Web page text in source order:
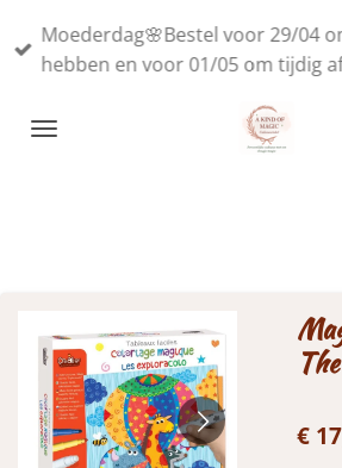
direct
Moederdag🌸Bestel voor 29/04
hebben en voor 01/05 om tijdig
€